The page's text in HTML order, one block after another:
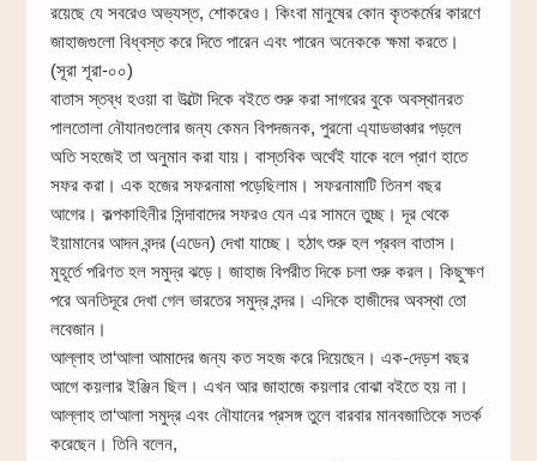
রয়েছে যে সবরেও অভ্যস্ত, শোকরেও। কিংবা মানুষের কোন কৃতকর্মের কারণে
জাহাজগুলো বিধ্বস্ত করে দিতে পারেন এবং পারেন অনেককে ক্ষমা করতে।
(সূরা শূরা-০০)
বাতাস স্তব্ধ হওয়া বা উল্টো দিকে বইতে শুরু করা সাগরের বুকে অবস্থানরত
পালতোলা নৌযানগুলোর জন্য কেমন বিপদজনক, পুরনো এ্যাডভাঞ্চার পড়লে
অতি সহজেই তা অনুমান করা যায়। বাস্তবিক অর্থেই যাকে বলে প্রাণ হাতে
সফর করা। এক হজের সফরনামা পড়েছিলাম। সফরনামাটি তিনশ বছর
আগের। কল্পকাহিনীর সিন্দাবাদের সফরও যেন এর সামনে তুচ্ছ। দূর থেকে
ইয়ামানের আদন বন্দর (এডেন) দেখা যাচ্ছে। হঠাৎ শুরু হল প্রবল বাতাস।
মুহূর্তে পরিণত হল সমুদ্র ঝড়ে। জাহাজ বিপরীত দিকে চলা শুরু করল। কিছুক্ষণ
পরে অনতিদূরে দেখা গেল ভারতের সমুদ্র বন্দর। এদিকে হাজীদের অবস্থা তো
লবেজান।
আল্লাহ তা‘আলা আমাদের জন্য কত সহজ করে দিয়েছেন। এক-দেড়শ বছর
আগে কয়লার ইঞ্জিন ছিল। এখন আর জাহাজে কয়লার বোঝা বইতে হয় না।
আল্লাহ তা‘আলা সমুদ্র এবং নৌযানের প্রসঙ্গ তুলে বারবার মানবজাতিকে সতর্ক
করেছেন। তিনি বলেন,